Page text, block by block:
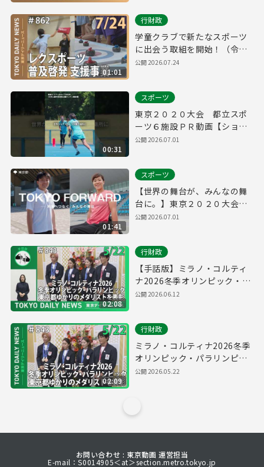
01:01
行財政
学童クラブで新たなスポーツ
に出会う取組を開始！（令和8
年7月24日 東京デイリーニュ
公開2026.07.24
00:31
スポーツ
東京２０２０大会 都立スポ
ーツ６施設ＰＲ動画【ショー
ト】
公開2026.07.01
01:41
スポーツ
【世界の舞台が、みんなの舞
台に。】東京２０２０大会
都立スポーツ６施設ＰＲ動画
公開2026.07.01
02:08
行財政
【手話版】ミラノ・コルティ
ナ2026冬季オリンピック・パ
ラリンピック 東京都ゆかりの
No.843）
公開2026.06.12
02:09
行財政
ミラノ・コルティナ2026冬季
オリンピック・パラリンピッ
ク 東京都ゆかりのメダリスト
公開2026.05.22
お問い合わせ : 東京動画 運営担当
E-mail：S0014905＜at＞section.metro.tokyo.jp